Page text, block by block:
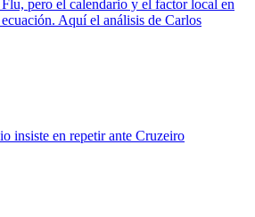
pero el calendario y el factor local en
Aquí el análisis de Carlos
insiste en repetir ante Cruzeiro